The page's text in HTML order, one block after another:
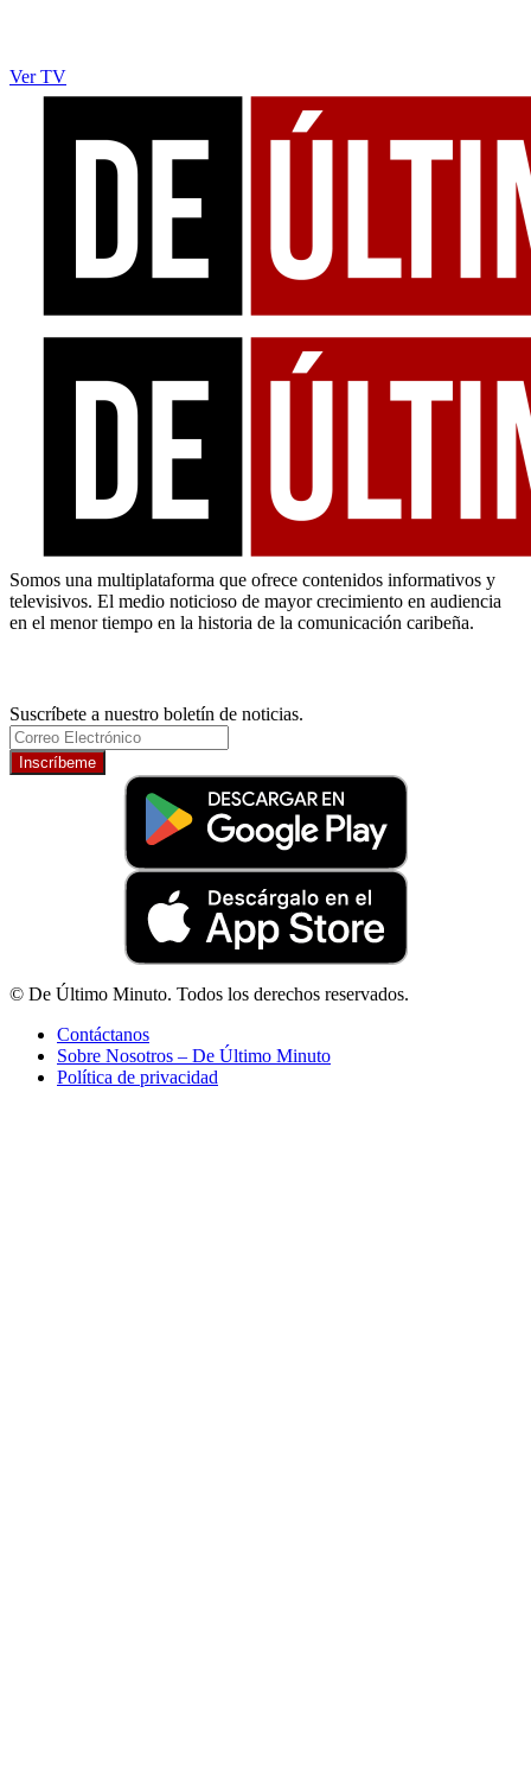
Ver TV
Somos una multiplataforma que ofrece contenidos informativos y
televisivos. El medio noticioso de mayor crecimiento en audiencia
en el menor tiempo en la historia de la comunicación caribeña.
Suscríbete a nuestro boletín de noticias.
Inscríbeme
© De Último Minuto. Todos los derechos reservados.
Contáctanos
Sobre Nosotros – De Último Minuto
Política de privacidad